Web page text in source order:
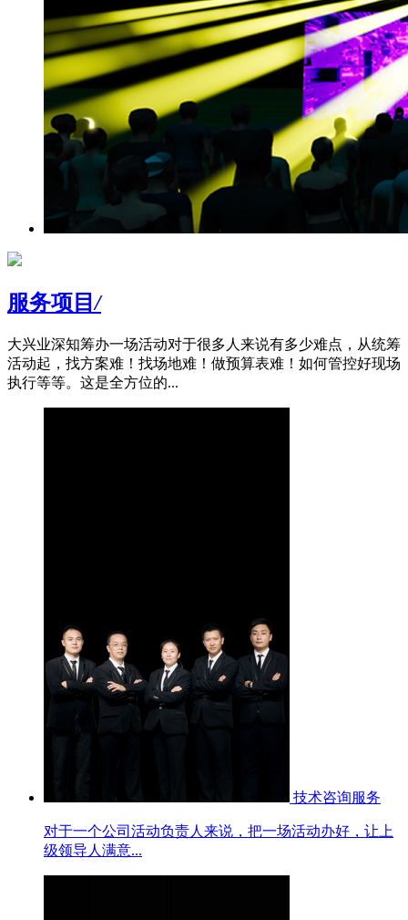
服务项目/
大兴业深知筹办一场活动对于很多人来说有多少难点，从统筹
活动起，找方案难！找场地难！做预算表难！如何管控好现场
执行等等。这是全方位的...
技术咨询服务
对于一个公司活动负责人来说，把一场活动办好，让上
级领导人满意...